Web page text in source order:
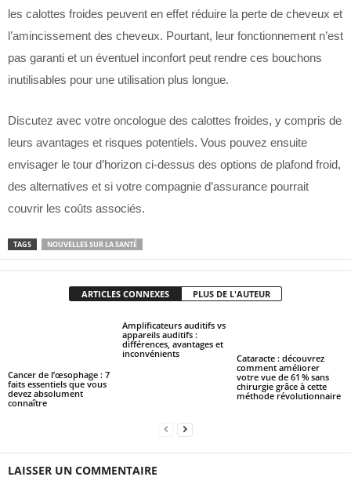
les calottes froides peuvent en effet réduire la perte de cheveux et
l’amincissement des cheveux. Pourtant, leur fonctionnement n’est
pas garanti et un éventuel inconfort peut rendre ces bouchons
inutilisables pour une utilisation plus longue.
Discutez avec votre oncologue des calottes froides, y compris de
leurs avantages et risques potentiels. Vous pouvez ensuite
envisager le tour d’horizon ci-dessus des options de plafond froid,
des alternatives et si votre compagnie d’assurance pourrait
couvrir les coûts associés.
TAGS NOUVELLES SUR LA SANTÉ
ARTICLES CONNEXES PLUS DE L'AUTEUR
Cancer de l’œsophage : 7
faits essentiels que vous
devez absolument
connaître
Amplificateurs auditifs vs
appareils auditifs :
différences, avantages et
inconvénients
Cataracte : découvrez
comment améliorer
votre vue de 61 % sans
chirurgie grâce à cette
méthode révolutionnaire
LAISSER UN COMMENTAIRE